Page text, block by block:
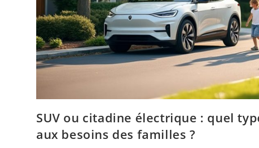
SUV ou citadine électrique : quel
aux besoins des familles ?